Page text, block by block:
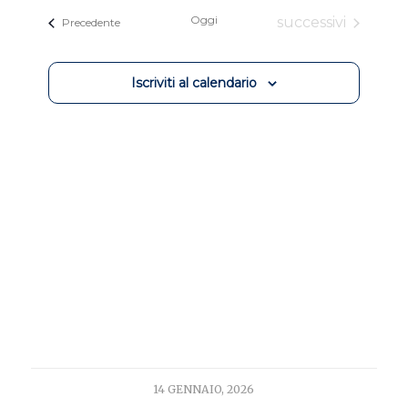
Navigazione
data.
PrecedenteEventi Oggi Eventi
successivi
Iscriviti al calendario
14 GENNAIO, 2026